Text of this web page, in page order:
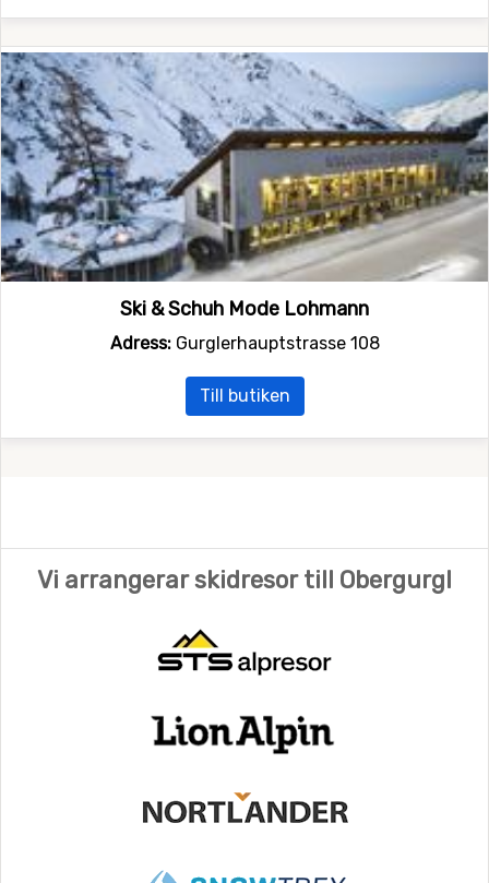
Ski & Schuh Mode Lohmann
Adress:Gurglerhauptstrasse 108
Till butiken
Vi arrangerar skidresor till Obergurgl